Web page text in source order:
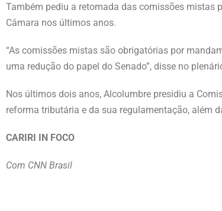
Também pediu a retomada das comissões mistas
Câmara nos últimos anos.
“As comissões mistas são obrigatórias por
uma redução do papel do Senado”, disse no
Nos últimos dois anos, Alcolumbre presidiu a
reforma tributária e da sua regulamentação, além
CARIRI IN FOCO
Com CNN Brasil